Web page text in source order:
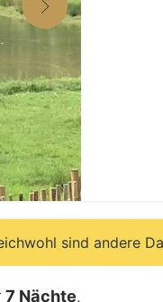
sind andere
7 Nächte.